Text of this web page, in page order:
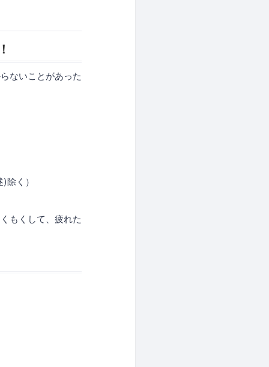
ないことがあった
く）
もくして、疲れた